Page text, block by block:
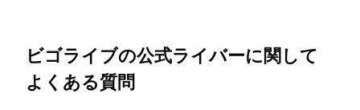
ビゴライブの公式ライバーに関して
よくある質問